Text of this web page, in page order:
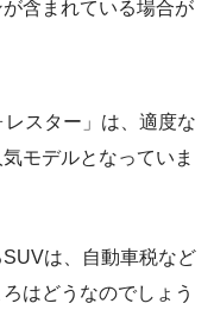
含まれている場合が
スター」は、適度な
モデルとなっていま
は、自動車税など
はどうなのでしょう